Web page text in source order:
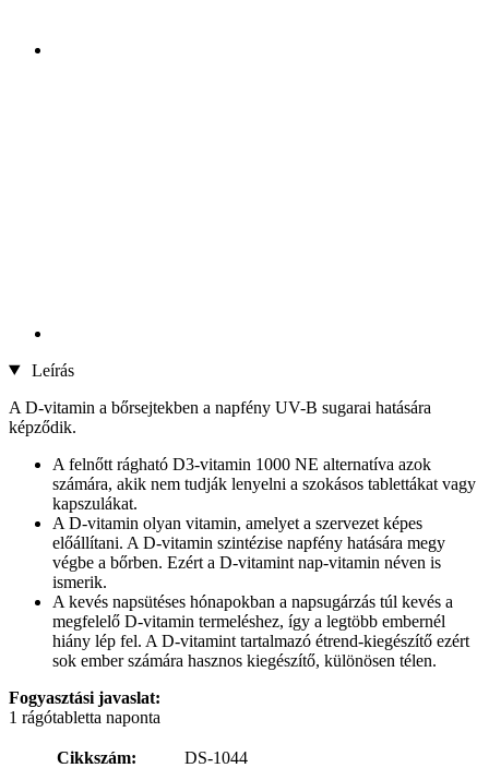
Leírás
A D-vitamin a bőrsejtekben a napfény UV-B sugarai hatására
képződik.
A felnőtt rágható D3-vitamin 1000 NE alternatíva azok
számára, akik nem tudják lenyelni a szokásos tablettákat vagy
kapszulákat.
A D-vitamin olyan vitamin, amelyet a szervezet képes
előállítani. A D-vitamin szintézise napfény hatására megy
végbe a bőrben. Ezért a D-vitamint nap-vitamin néven is
ismerik.
A kevés napsütéses hónapokban a napsugárzás túl kevés a
megfelelő D-vitamin termeléshez, így a legtöbb embernél
hiány lép fel. A D-vitamint tartalmazó étrend-kiegészítő ezért
sok ember számára hasznos kiegészítő, különösen télen.
Fogyasztási javaslat:
1 rágótabletta naponta
Cikkszám:
DS-1044